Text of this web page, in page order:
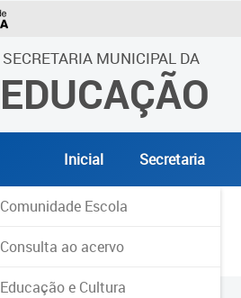
SECRETARIA MUNICIPAL DA
EDUCAÇÃO
Inicial Secretaria
Comunidade Escola
Consulta ao acervo
Educação e Cultura